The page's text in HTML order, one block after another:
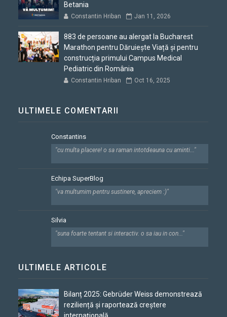
Betania
Constantin Hriban Jan 11, 2026
883 de persoane au alergat la Bucharest
Marathon pentru Dăruiește Viață și pentru
construcția primului Campus Medical
Pediatric din România
Constantin Hriban Oct 16, 2025
ULTIMELE COMENTARII
Constantins
"cu multa placere! o sa raman intotdeauna cu aminti..."
Echipa SuperBlog
"va multumim pentru sustinere, apreciem :)"
Silvia
"suna foarte tentant si interactiv. o sa iau in con..."
ULTIMELE ARTICOLE
Bilanț 2025: Gebrüder Weiss demonstrează
reziliență și raportează creștere